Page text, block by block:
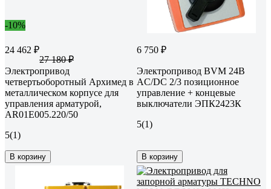
-10%
24 462 ₽
27 180 ₽
Электропривод
четвертьоборотный Архимед в
металлическом корпусе для
управления арматурой,
AR01E005.220/50
5(1)
В корзину
6 750 ₽
Электропривод BVM 24В
AC/DC 2/3 позиционное
управление + концевые
выключатели ЭПК2423К
5(1)
В корзину